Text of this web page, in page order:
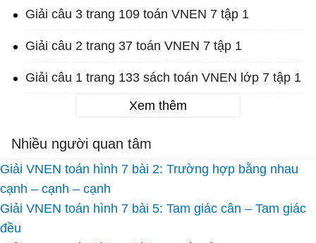
Giải câu 3 trang 109 toán VNEN 7 tập 1
Giải câu 2 trang 37 toán VNEN 7 tập 1
Giải câu 1 trang 133 sách toán VNEN lớp 7 tập 1
Xem thêm
Nhiều người quan tâm
Giải VNEN toán hình 7 bài 2: Trường hợp bằng nhau
cạnh – cạnh – cạnh
Giải VNEN toán hình 7 bài 5: Tam giác cân – Tam giác
đều